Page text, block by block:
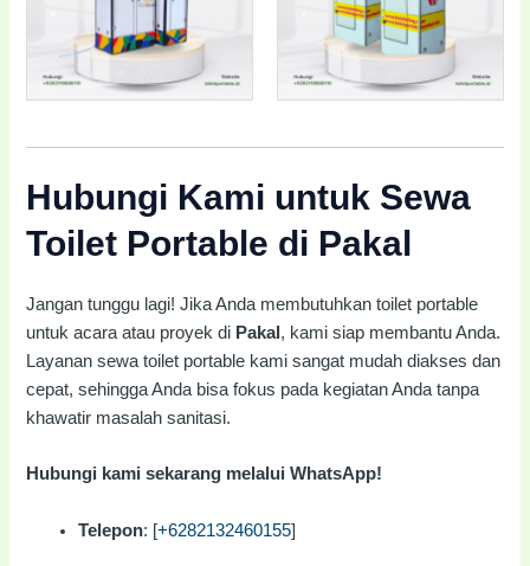
Hubungi Kami untuk Sewa
Toilet Portable di Pakal
Jangan tunggu lagi! Jika Anda membutuhkan toilet portable
untuk acara atau proyek di Pakal , kami siap membantu Anda.
Layanan sewa toilet portable kami sangat mudah diakses dan
cepat, sehingga Anda bisa fokus pada kegiatan Anda tanpa
khawatir masalah sanitasi.
Hubungi kami sekarang melalui WhatsApp!
Telepon: [+6282132460155]